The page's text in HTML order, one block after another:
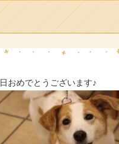
おめでとうございます♪